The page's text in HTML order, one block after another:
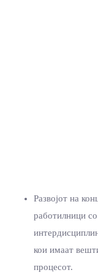
Развојот на
работилници
кои имаат
процесот.